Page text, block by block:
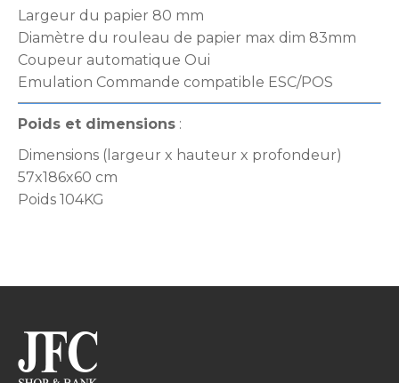
Largeur du papier 80 mm
Diamètre du rouleau de papier max dim 83mm
Coupeur automatique Oui
Emulation Commande compatible ESC/POS
Poids et dimensions :
Dimensions (largeur x hauteur x profondeur)
57x186x60 cm
Poids 104KG